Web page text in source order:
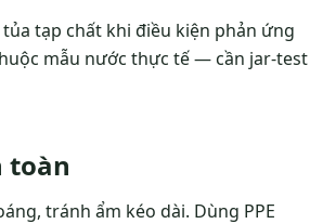
tủa tạp chất khi điều kiện phản ứng
mẫu nước thực tế — cần jar-test
toàn
tránh ẩm kéo dài. Dùng PPE